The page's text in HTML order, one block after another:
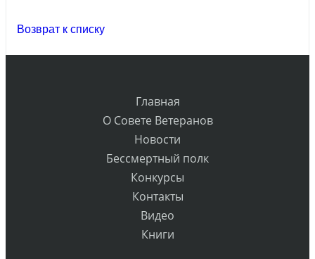
Возврат к списку
Главная
О Совете Ветеранов
Новости
Бессмертный полк
Конкурсы
Контакты
Видео
Книги